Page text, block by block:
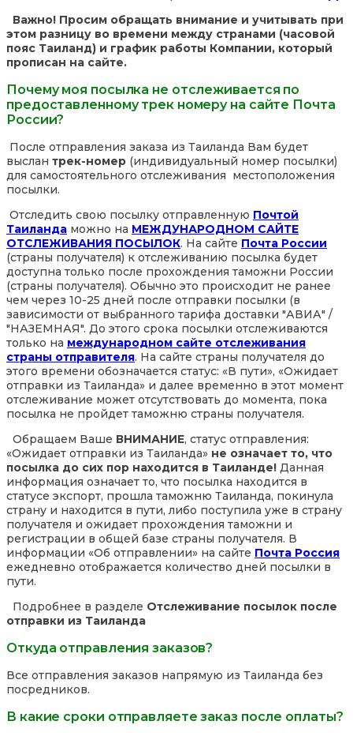
Важно! Просим обращать внимание и учитывать при
этом разницу во времени между странами (часовой
пояс Таиланд) и график работы Компании, который
прописан на сайте.
Почему моя посылка не отслеживается по
предоставленному трек номеру на сайте Почта
России?
После отправления заказа из Таиланда Вам будет
выслан трек-номер (индивидуальный номер посылки)
для самостоятельного отслеживания местоположения
посылки.
Отследить свою посылку отправленную Почтой
Таиланда можно на МЕЖДУНАРОДНОМ САЙТЕ
ОТСЛЕЖИВАНИЯ ПОСЫЛОК. На сайте Почта России
(страны получателя) к отслеживанию посылка будет
доступна только после прохождения таможни России
(страны получателя). Обычно это происходит не ранее
чем через 10-25 дней после отправки посылки (в
зависимости от выбранного тарифа доставки "АВИА" /
"НАЗЕМНАЯ". До этого срока посылки отслеживаются
только на международном сайте отслеживания
страны отправителя. На сайте страны получателя до
этого времени обозначается статус: «В пути», «Ожидает
отправки из Таиланда» и далее временно в этот момент
отслеживание может отсутствовать до момента, пока
посылка не пройдет таможню страны получателя.
Обращаем Ваше ВНИМАНИЕ, статус отправления:
«Ожидает отправки из Таиланда» не означает то, что
посылка до сих пор находится в Таиланде! Данная
информация означает то, что посылка находится в
статусе экспорт, прошла таможню Таиланда, покинула
страну и находится в пути, либо поступила уже в страну
получателя и ожидает прохождения таможни и
регистрации в общей базе страны получателя. В
информации «Об отправлении» на сайте Почта Россия
ежедневно отображается количество дней посылки в
пути.
Подробнее в разделе Отслеживание посылок после
отправки из Таиланда
Откуда отправления заказов?
Все отправления заказов напрямую из Таиланда без
посредников.
В какие сроки отправляете заказ после оплаты?